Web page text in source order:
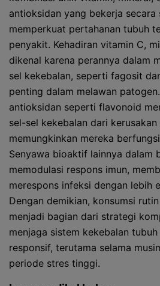
antioksidan yang bekerja secara
memperkuat pertahanan tubuh
penyakit. Kehadiran vitamin C,
dikenal karena perannya dalam
sel kekebalan, seperti fagosit
penting dalam melawan
antioksidan seperti flavonoid
sel-sel kekebalan dari
memungkinkan mereka
Senyawa bioaktif lainnya dalam
memodulasi respons imun,
merespons infeksi dengan lebih
Dengan demikian, konsumsi
menjadi bagian dari strategi
menjaga sistem kekebalan
responsif, terutama selama
periode stres tinggi.